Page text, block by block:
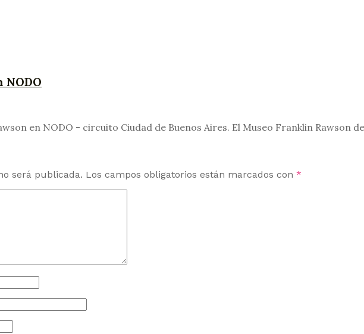
NODO
en NODO - circuito Ciudad de Buenos Aires. El Museo Franklin Rawson de
será publicada. Los campos obligatorios están marcados con *